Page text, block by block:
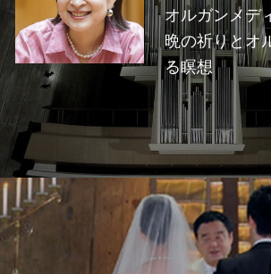
オルガンメデ
晩の祈りとオ
る瞑想